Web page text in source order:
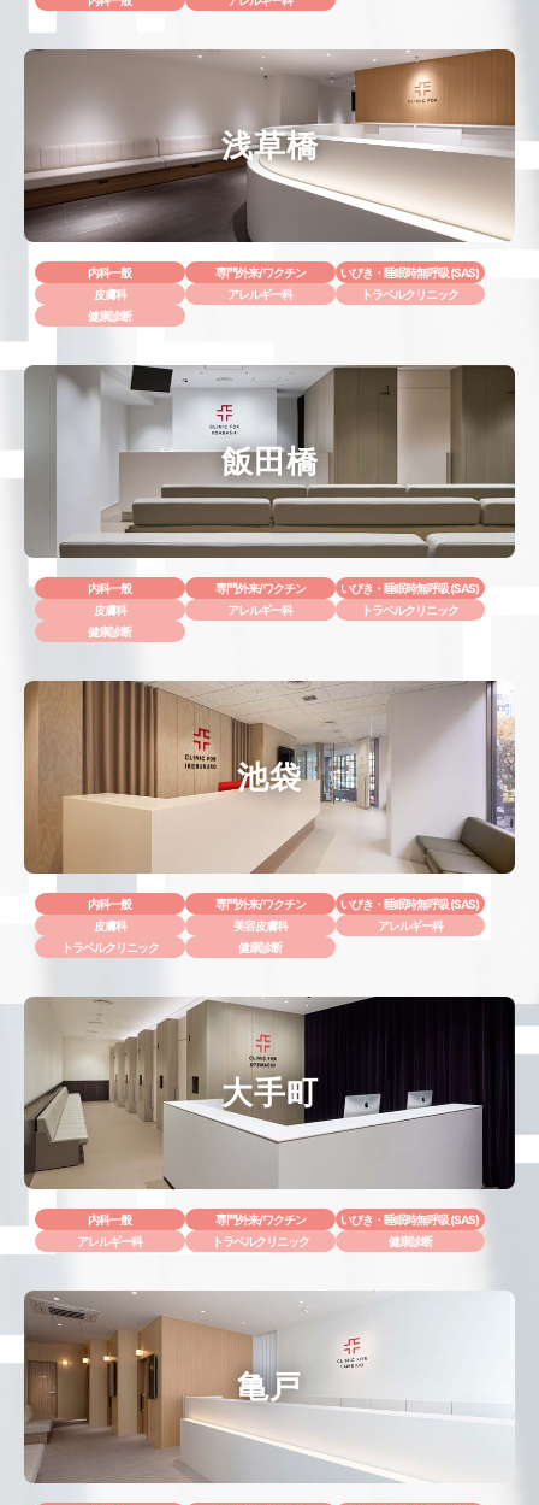
浅草橋
内科一般 専門外来/ワクチン
いびき・睡眠時無呼吸 (SAS)
皮膚科
アレルギー科
トラベルクリニック
健康診断
飯田橋
内科一般 専門外来/ワクチン
いびき・睡眠時無呼吸 (SAS)
皮膚科
アレルギー科
トラベルクリニック
健康診断
池袋
内科一般 専門外来/ワクチン
いびき・睡眠時無呼吸 (SAS)
皮膚科
美容皮膚科
アレルギー科
トラベルクリニック
健康診断
大手町
内科一般 専門外来/ワクチン
いびき・睡眠時無呼吸 (SAS)
アレルギー科
トラベルクリニック 健康診断
亀戸